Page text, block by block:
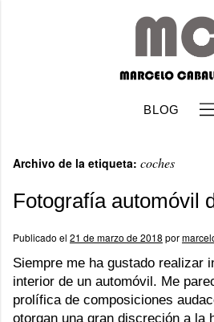
BLOG
Archivo de la etiqueta: coches
Fotografía automóvil
Publicado el 21 de marzo de 2018 por
Siempre me ha gustado realizar
interior de un automóvil. Me
prolífica de composiciones
otorgan una gran discreción a la